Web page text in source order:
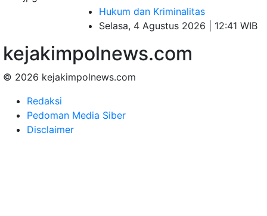
Hukum dan Kriminalitas
Selasa, 4 Agustus 2026 | 12:41 WIB
kejakimpolnews.com
© 2026 kejakimpolnews.com
Redaksi
Pedoman Media Siber
Disclaimer